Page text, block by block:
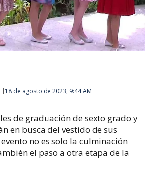
18 de agosto de 2023, 9:44 AM
de graduación de sexto grado y
en busca del vestido de sus
no es solo la culminación
el paso a otra etapa de la